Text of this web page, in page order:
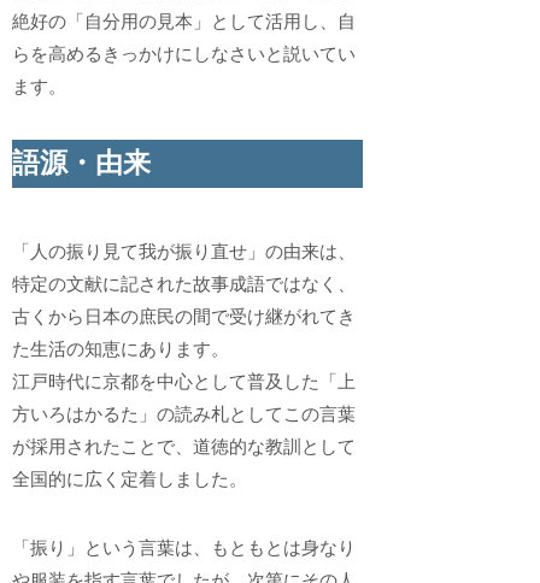
絶好の「自分用の見本」として活用し、自
らを高めるきっかけにしなさいと説いてい
ます。
語源・由来
「人の振り見て我が振り直せ」の由来は、
特定の文献に記された故事成語ではなく、
古くから日本の庶民の間で受け継がれてき
た生活の知恵にあります。
江戸時代に京都を中心として普及した「上
方いろはかるた」の読み札としてこの言葉
が採用されたことで、道徳的な教訓として
全国的に広く定着しました。
「振り」という言葉は、もともとは身なり